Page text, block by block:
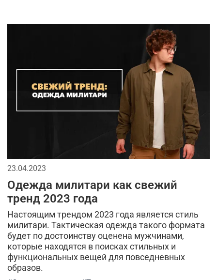
тактическая одежда для мужчин
принт камуфляж осень мужской рюкзак
цветовая палитра бомберы хлопковая одежда
как выбрать одежду мужчине шорты карго
одежда с принтом для мужчин
23.04.2023
Одежда милитари как свежий
тренд 2023 года
Настоящим трендом 2023 года является стиль
милитари. Тактическая одежда такого формата
будет по достоинству оценена мужчинами,
которые находятся в поисках стильных и
функциональных вещей для повседневных
образов.